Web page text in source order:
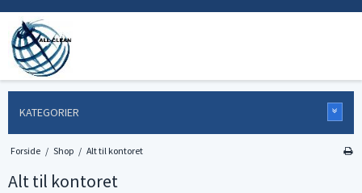
KATEGORIER
Forside / Shop / Alt til kontoret
Alt til kontoret